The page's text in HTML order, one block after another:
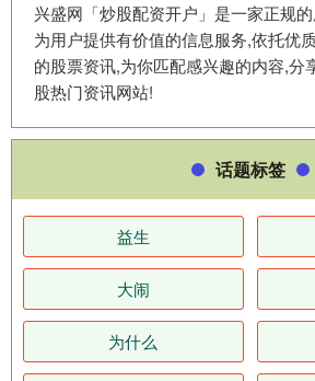
兴盛网「炒股配资开户」是一家正规
为用户提供有价值的信息服务,依托优
的股票资讯,为你匹配感兴趣的内容,分
股热门资讯网站!
话题标签
益生
大闹
为什么